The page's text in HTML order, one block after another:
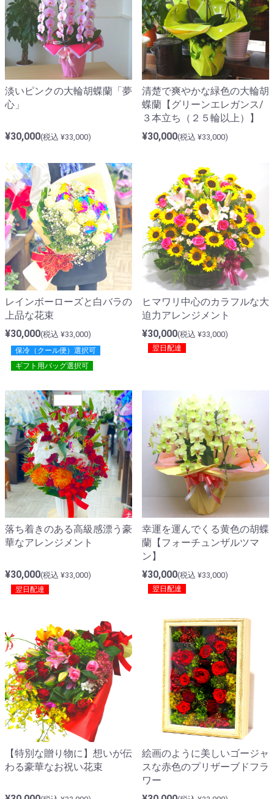
淡いピンクの大輪胡蝶蘭「夢
心」
¥30,000(税込 ¥33,000)
清楚で爽やかな緑色の大輪胡
蝶蘭【グリーンエレガンス/
３本立ち（２５輪以上）】
¥30,000(税込 ¥33,000)
レインボーローズと白バラの
上品な花束
¥30,000(税込 ¥33,000)
保冷（クール便）選択可
ギフト用バッグ選択可
ヒマワリ中心のカラフルな大
迫力アレンジメント
¥30,000(税込 ¥33,000)
翌日配達
落ち着きのある高級感漂う豪
華なアレンジメント
¥30,000(税込 ¥33,000)
翌日配達
幸運を運んでくる黄色の胡蝶
蘭【フォーチュンザルツマ
ン】
¥30,000(税込 ¥33,000)
翌日配達
【特別な贈り物に】想いが伝
わる豪華なお祝い花束
絵画のように美しいゴージャ
スな赤色のプリザーブドフラ
ワー